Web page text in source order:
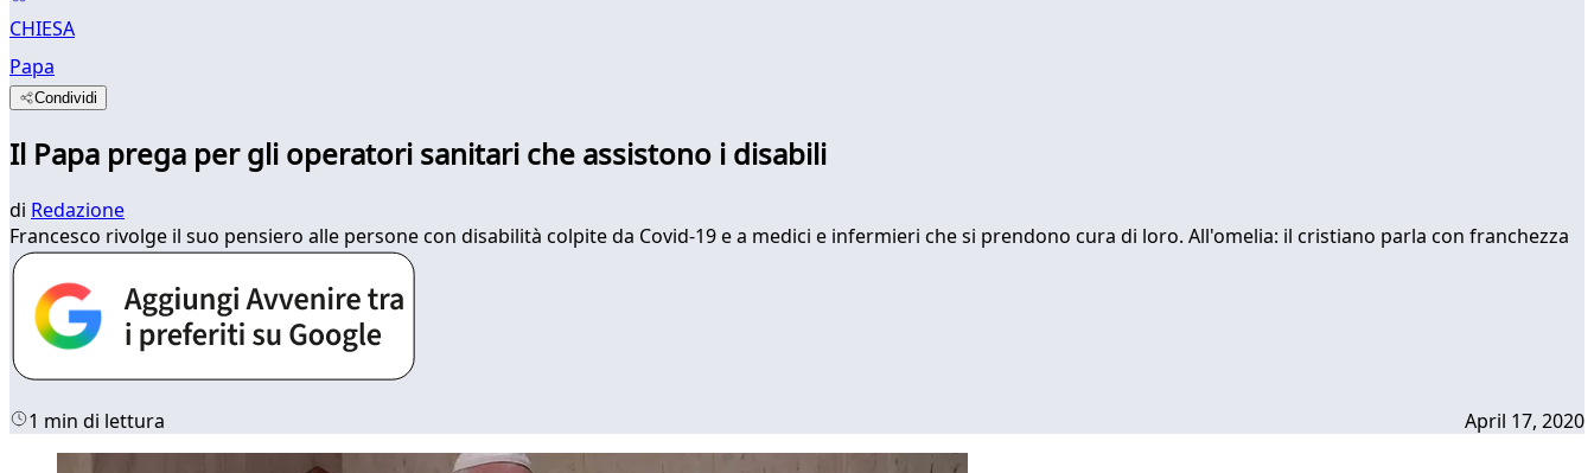
CHIESA
Papa
Condividi
Il Papa prega per gli operatori sanitari che assistono i disabili
di Redazione
Francesco rivolge il suo pensiero alle persone con disabilità colpite da Covid-19 e a medici e infermieri che si prendono cura di loro. All'omelia: il cristiano parla con franchezza
1 min di lettura April 17, 2020